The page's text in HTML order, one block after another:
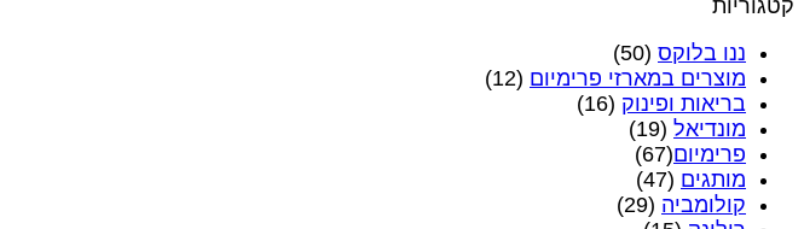
קטגוריות
ננו בלוקס (50)
מוצרים במארזי פרימיום (12)
בריאות ופינוק (16)
מונדיאל (19)
פרימיום‎(67)
מותגים (47)
קולומביה (29)